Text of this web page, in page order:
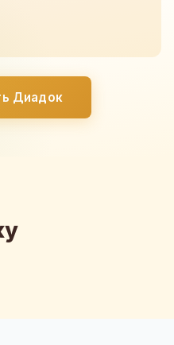
Диадок